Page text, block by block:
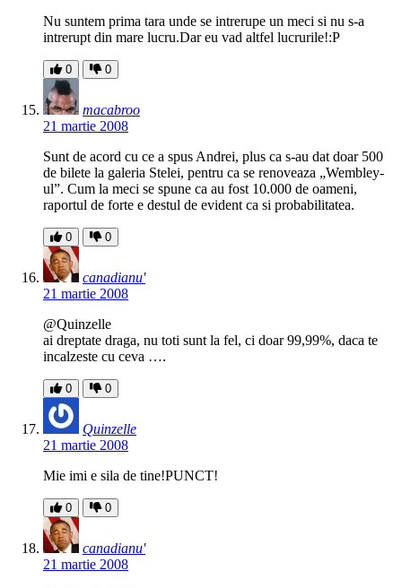
Nu suntem prima tara unde se intrerupe un meci si nu s-a
intrerupt din mare lucru.Dar eu vad altfel lucrurile!:P
0 0
macabroo
21 martie 2008
Sunt de acord cu ce a spus Andrei, plus ca s-au dat doar 500
de bilete la galeria Stelei, pentru ca se renoveaza „Wembley-
ul”. Cum la meci se spune ca au fost 10.000 de oameni,
raportul de forte e destul de evident ca si probabilitatea.
0 0
canadianu'
21 martie 2008
@Quinzelle
ai dreptate draga, nu toti sunt la fel, ci doar 99,99%, daca te
incalzeste cu ceva ….
0 0
Quinzelle
21 martie 2008
Mie imi e sila de tine!PUNCT!
0 0
canadianu'
21 martie 2008